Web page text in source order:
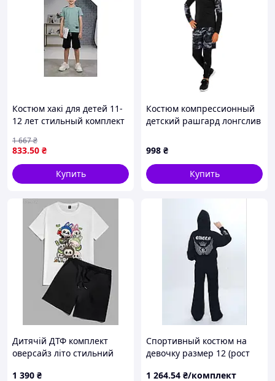
Костюм хакі для детей 11-
12 лет стильный комплект
игр
833.50 ₴
1 667₴
Купить
Костюм компрессионный
детский рашгард лонгслив
BO-3613 S-XL рост 110-
140см черный-серый
998 ₴
Купить
Дитячій ДТФ комплект
оверсайз літо стильний
1 390 ₴
Спортивный костюм на
девочку размер 12 (рост
1 264.54 ₴/комплект